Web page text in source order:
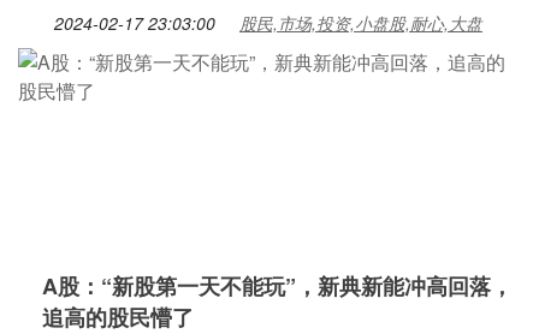
2024-02-17 23:03:00 股民,市场,投资,小盘股,耐心,大盘
A股：“新股第一天不能玩”，新典新能冲高回落，
追高的股民懵了